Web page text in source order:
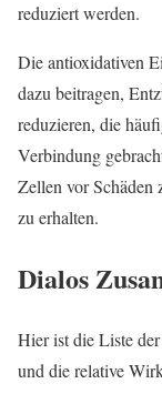
reduziert werden.
Die antioxidativen
dazu beitragen,
reduzieren, die
Verbindung
Zellen vor Schäden
zu erhalten.
Dialos
Hier ist die Liste
und die relative